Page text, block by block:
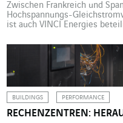
Zwischen Frankreich und
Hochspannungs-
ist auch VINCI Energies
den beiden Ländern und im
Stromverbundleitung durch
Betrieb gehen. Sie verläuft
BUILDINGS PERFORMANCE
RECHENZENTREN: